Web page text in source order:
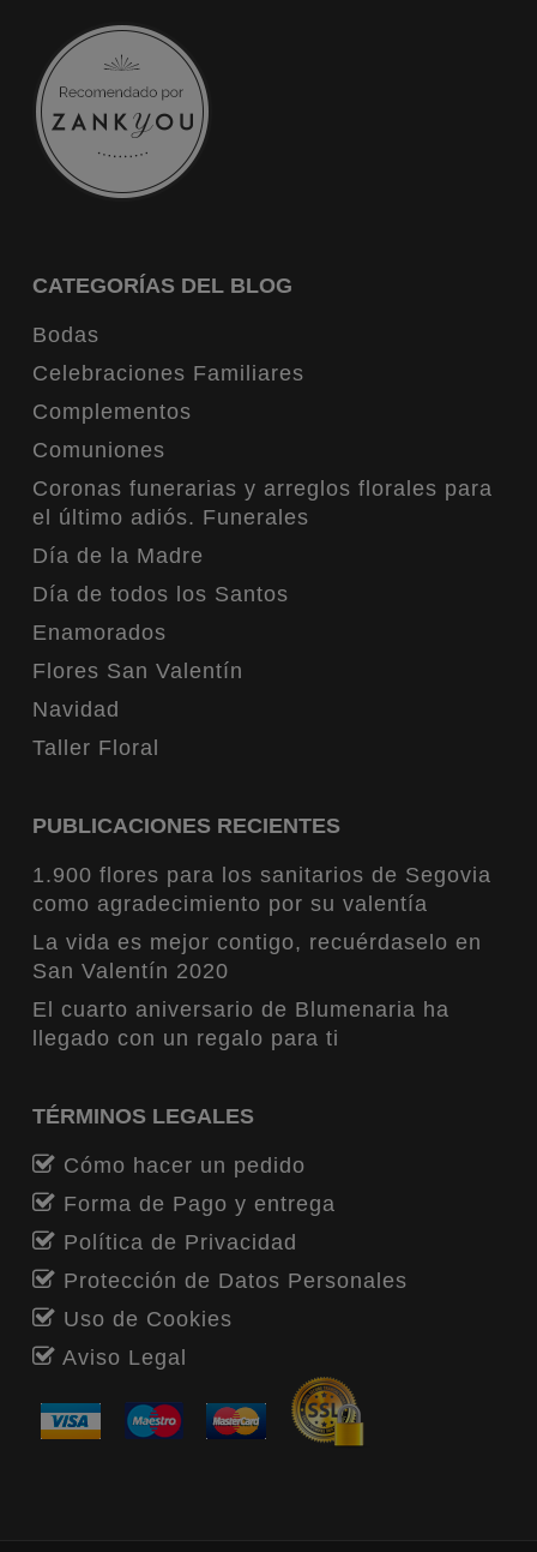
CATEGORÍAS DEL BLOG
Bodas
Celebraciones Familiares
Complementos
Comuniones
Coronas funerarias y arreglos florales para
el último adiós. Funerales
Día de la Madre
Día de todos los Santos
Enamorados
Flores San Valentín
Navidad
Taller Floral
PUBLICACIONES RECIENTES
1.900 flores para los sanitarios de Segovia
como agradecimiento por su valentía
La vida es mejor contigo, recuérdaselo en
San Valentín 2020
El cuarto aniversario de Blumenaria ha
llegado con un regalo para ti
TÉRMINOS LEGALES
Cómo hacer un pedido
Forma de Pago y entrega
Política de Privacidad
Protección de Datos Personales
Uso de Cookies
Aviso Legal